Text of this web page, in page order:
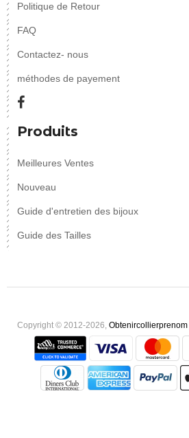
Politique de Retour
FAQ
Contactez- nous
méthodes de payement
Produits
Meilleures Ventes
Nouveau
Guide d'entretien des bijoux
Guide des Tailles
Copyright © 2012-2026, Obtenircollierprenom